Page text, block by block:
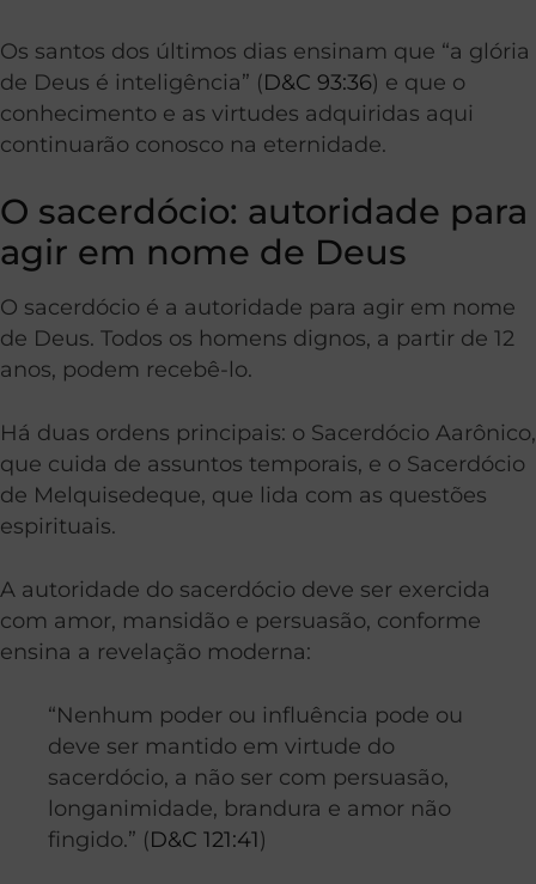
Os santos dos últimos dias ensinam que “a glória
de Deus é inteligência” (D&C 93:36) e que o
conhecimento e as virtudes adquiridas aqui
continuarão conosco na eternidade.
O sacerdócio: autoridade para
agir em nome de Deus
O sacerdócio é a autoridade para agir em nome
de Deus. Todos os homens dignos, a partir de 12
anos, podem recebê-lo.
Há duas ordens principais: o Sacerdócio Aarônico,
que cuida de assuntos temporais, e o Sacerdócio
de Melquisedeque, que lida com as questões
espirituais.
A autoridade do sacerdócio deve ser exercida
com amor, mansidão e persuasão, conforme
ensina a revelação moderna:
“Nenhum poder ou influência pode ou
deve ser mantido em virtude do
sacerdócio, a não ser com persuasão,
longanimidade, brandura e amor não
fingido.” (D&C 121:41)